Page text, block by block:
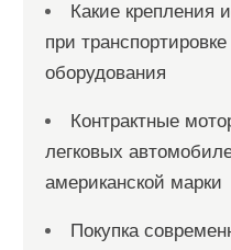
Какие крепления
при транспортировке
оборудования
Контрактные
легковых
американской марки
Покупка